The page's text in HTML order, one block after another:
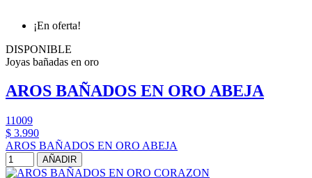
¡En oferta!
DISPONIBLE
Joyas bañadas en oro
AROS BAÑADOS EN ORO ABEJA
11009
$ 3.990
AROS BAÑADOS EN ORO ABEJA
AÑADIR